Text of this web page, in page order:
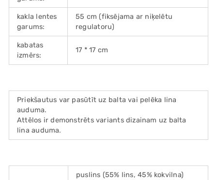
kakla lentes
garums:
55 cm (fiksējama ar niķelētu
regulatoru)
kabatas
izmērs:
17 * 17 cm
Priekšautus var pasūtīt uz balta vai pelēka lina
auduma.
Attēlos ir demonstrēts variants dizainam uz balta
lina auduma.
puslins (55% lins, 45% kokvilna)